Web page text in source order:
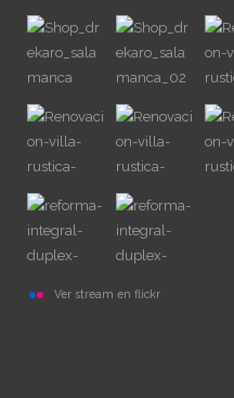
Ver stream en flickr